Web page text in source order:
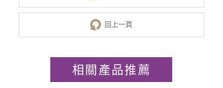
回上一頁
相關產品推薦